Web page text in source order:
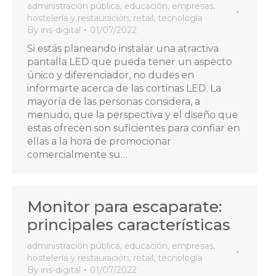
administración pública, educación, empresas,
hostelería y restauración, retail, tecnología
By ins-digital 01/07/2022
Si estás planeando instalar una atractiva
pantalla LED que pueda tener un aspecto
único y diferenciador, no dudes en
informarte acerca de las cortinas LED. La
mayoría de las personas considera, a
menudo, que la perspectiva y el diseño que
estas ofrecen son suficientes para confiar en
ellas a la hora de promocionar
comercialmente su…
Monitor para escaparate:
principales características
administración pública, educación, empresas,
hostelería y restauración, retail, tecnología
By ins-digital 01/07/2022